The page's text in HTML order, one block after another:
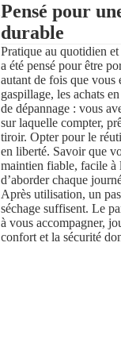
Pensé pour
durable
Pratique au quotidien
a été pensé pour être
autant de fois que vous
gaspillage, les achats
de dépannage : vous
sur laquelle compter,
tiroir. Opter pour le
en liberté. Savoir que
maintien fiable, facile à
d’aborder chaque
Après utilisation, un
séchage suffisent. Le
à vous accompagner,
confort et la sécurité